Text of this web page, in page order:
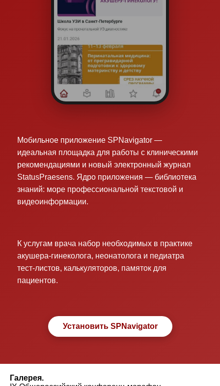
Мобильное приложение SPNavigator —
идеальная площадка для работы с клиническими
рекомендациями и новый электронный журнал
StatusPraesens. Ядро приложения — библиотека
знаний: море профессиональной текстовой и
видеоинформации.
К услугам врача набор необходимых в практике
акушера-гинеколога, неонатолога и педиатра
тест-листов, калькуляторов, памяток для
пациентов.
Установить SPNavigator
Галерея.